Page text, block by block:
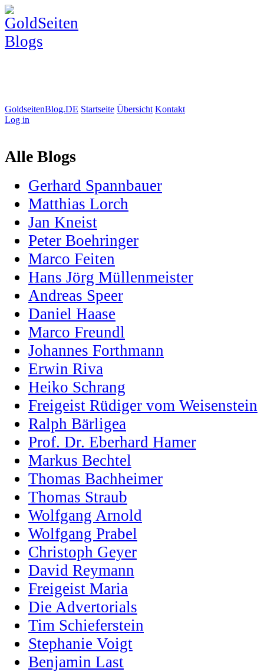
GoldseitenBlog.DE Startseite Übersicht Kontakt
Log in
Alle Blogs
Gerhard Spannbauer
Matthias Lorch
Jan Kneist
Peter Boehringer
Marco Feiten
Hans Jörg Müllenmeister
Andreas Speer
Daniel Haase
Marco Freundl
Johannes Forthmann
Erwin Riva
Heiko Schrang
Freigeist Rüdiger vom Weisenstein
Ralph Bärligea
Prof. Dr. Eberhard Hamer
Markus Bechtel
Thomas Bachheimer
Thomas Straub
Wolfgang Arnold
Wolfgang Prabel
Christoph Geyer
David Reymann
Freigeist Maria
Die Advertorials
Tim Schieferstein
Stephanie Voigt
Benjamin Last